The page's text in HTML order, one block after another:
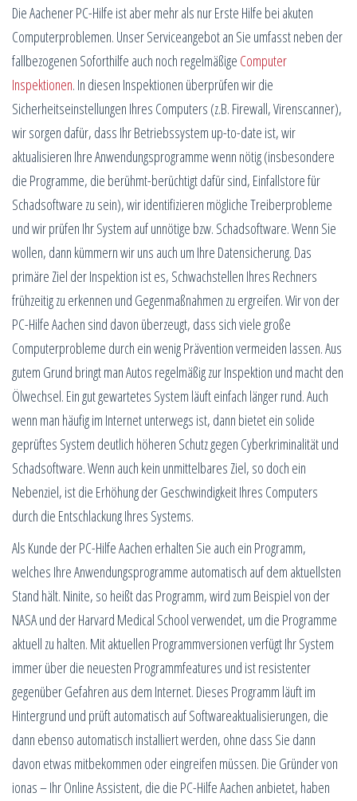
Die Aachener PC-Hilfe ist aber mehr als nur Erste Hilfe bei akuten
Computerproblemen. Unser Serviceangebot an Sie umfasst neben der
fallbezogenen Soforthilfe auch noch regelmäßige Computer
Inspektionen. In diesen Inspektionen überprüfen wir die
Sicherheitseinstellungen Ihres Computers (z.B. Firewall, Virenscanner),
wir sorgen dafür, dass Ihr Betriebssystem up-to-date ist, wir
aktualisieren Ihre Anwendungsprogramme wenn nötig (insbesondere
die Programme, die berühmt-berüchtigt dafür sind, Einfallstore für
Schadsoftware zu sein), wir identifizieren mögliche Treiberprobleme
und wir prüfen Ihr System auf unnötige bzw. Schadsoftware. Wenn Sie
wollen, dann kümmern wir uns auch um Ihre Datensicherung. Das
primäre Ziel der Inspektion ist es, Schwachstellen Ihres Rechners
frühzeitig zu erkennen und Gegenmaßnahmen zu ergreifen. Wir von der
PC-Hilfe Aachen sind davon überzeugt, dass sich viele große
Computerprobleme durch ein wenig Prävention vermeiden lassen. Aus
gutem Grund bringt man Autos regelmäßig zur Inspektion und macht den
Ölwechsel. Ein gut gewartetes System läuft einfach länger rund. Auch
wenn man häufig im Internet unterwegs ist, dann bietet ein solide
geprüftes System deutlich höheren Schutz gegen Cyberkriminalität und
Schadsoftware. Wenn auch kein unmittelbares Ziel, so doch ein
Nebenziel, ist die Erhöhung der Geschwindigkeit Ihres Computers
durch die Entschlackung Ihres Systems.
Als Kunde der PC-Hilfe Aachen erhalten Sie auch ein Programm,
welches Ihre Anwendungsprogramme automatisch auf dem aktuellsten
Stand hält. Ninite, so heißt das Programm, wird zum Beispiel von der
NASA und der Harvard Medical School verwendet, um die Programme
aktuell zu halten. Mit aktuellen Programmversionen verfügt Ihr System
immer über die neuesten Programmfeatures und ist resistenter
gegenüber Gefahren aus dem Internet. Dieses Programm läuft im
Hintergrund und prüft automatisch auf Softwareaktualisierungen, die
dann ebenso automatisch installiert werden, ohne dass Sie dann
davon etwas mitbekommen oder eingreifen müssen. Die Gründer von
ionas – Ihr Online Assistent, die die PC-Hilfe Aachen anbietet, haben